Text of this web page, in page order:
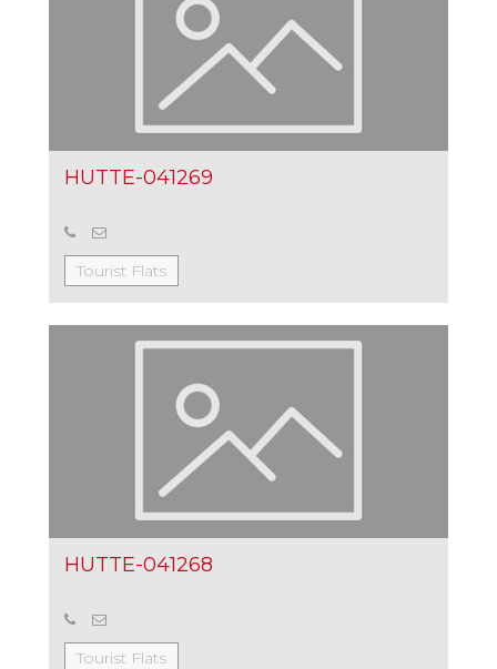
HUTTE-041269
Tourist Flats
HUTTE-041268
Tourist Flats